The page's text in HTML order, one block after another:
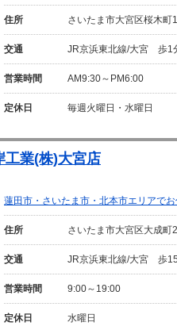
住所 さいたま市大宮区桜木町1
交通 JR京浜東北線/大宮 歩1
営業時間 AM9:30～PM6:00
定休日 毎週火曜日・水曜日
工業(株)大宮店
蓮田市・さいたま市・北本市エリアで
住所 さいたま市大宮区大成町2
交通 JR京浜東北線/大宮 歩
営業時間 9:00～19:00
定休日 水曜日